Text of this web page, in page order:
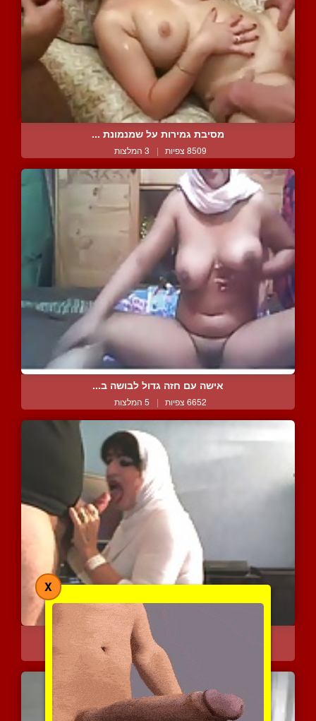
מסיבת גמירות על שמנמונת ...
8509 צפיות | 3 המלצות
אישה עם חזה גדול לבושה ב...
6652 צפיות | 5 המלצות
מציצה וגמירה על הפנים של...
11383 צפיות | 7 המלצות
X